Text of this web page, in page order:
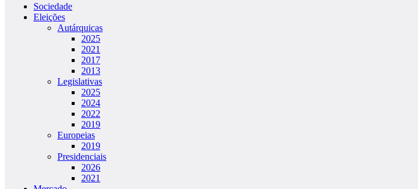
Sociedade
Eleições
Autárquicas
2025
2021
2017
2013
Legislativas
2025
2024
2022
2019
Europeias
2019
Presidenciais
2026
2021